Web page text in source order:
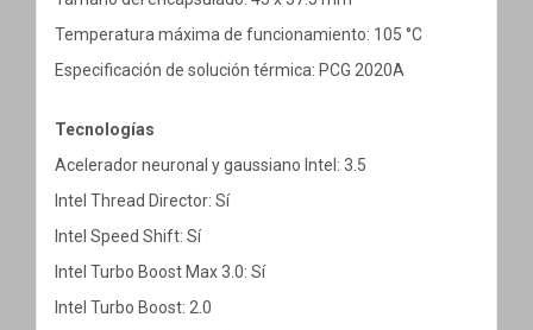
Temperatura máxima de funcionamiento: 105 °C
Especificación de solución térmica: PCG 2020A
Tecnologías
Acelerador neuronal y gaussiano Intel: 3.5
Intel Thread Director: Sí
Intel Speed Shift: Sí
Intel Turbo Boost Max 3.0: Sí
Intel Turbo Boost: 2.0